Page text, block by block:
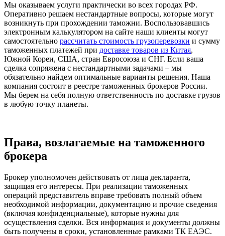
Мы оказываем услуги практически во всех городах РФ.
Оперативно решаем нестандартные вопросы, которые могут
возникнуть при прохождении таможни. Воспользовавшись
электронным калькулятором на сайте наши клиенты могут
самостоятельно рассчитать стоимость грузоперевозки и сумму
таможенных платежей при доставке товаров из Китая,
Южной Кореи, США, стран Евросоюза и СНГ. Если ваша
сделка сопряжена с нестандартными задачами – мы
обязательно найдем оптимальные варианты решения. Наша
компания состоит в реестре таможенных брокеров России.
Мы берем на себя полную ответственность по доставке грузов
в любую точку планеты.
Права, возлагаемые на таможенного
брокера
Брокер уполномочен действовать от лица декларанта,
защищая его интересы. При реализации таможенных
операций представитель вправе требовать полный объем
необходимой информации, документацию и прочие сведения
(включая конфиденциальные), которые нужны для
осуществления сделки. Вся информация и документы должны
быть получены в сроки, установленные рамками ТК ЕАЭС.